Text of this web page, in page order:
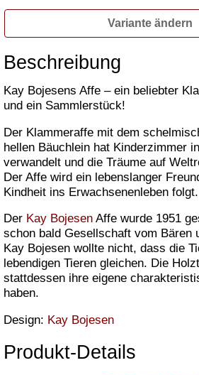
Variante ändern
Beschreibung
Kay Bojesens Affe – ein beliebter
und ein Sammlerstück!
Der Klammeraffe mit dem
hellen Bäuchlein hat Kinderzimmer
verwandelt und die Träume auf
Der Affe wird ein lebenslanger
Kindheit ins Erwachsenenleben folgt.
Der Kay Bojesen Affe wurde 1951
schon bald Gesellschaft vom Bären
Kay Bojesen wollte nicht, dass die
lebendigen Tieren gleichen. Die
stattdessen ihre eigene
haben.
Design: Kay Bojesen
Produkt-Details